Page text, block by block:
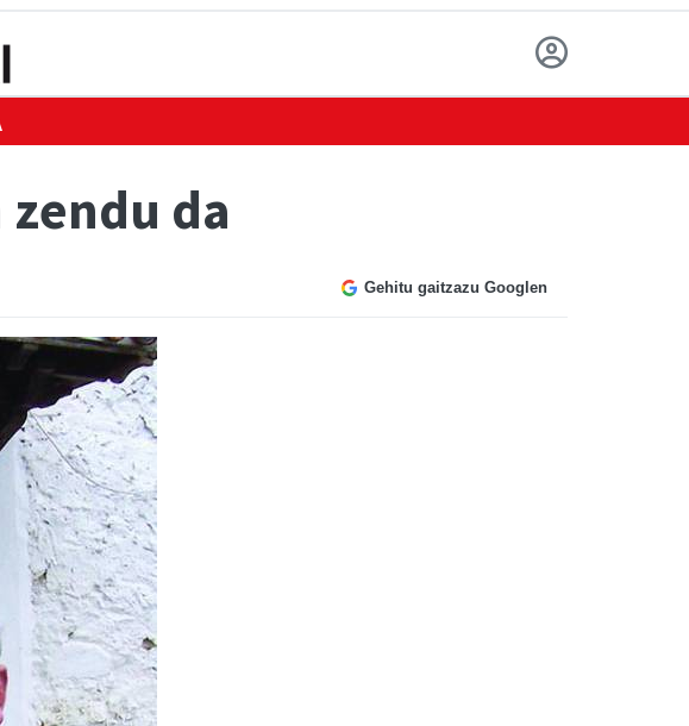
da
Gehitu gaitzazu Googlen